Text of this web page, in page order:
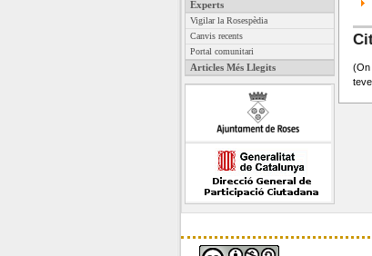
Experts
Vigilar la Rosespèdia
Canvis recents
Portal comunitari
Articles Més Llegits
(On